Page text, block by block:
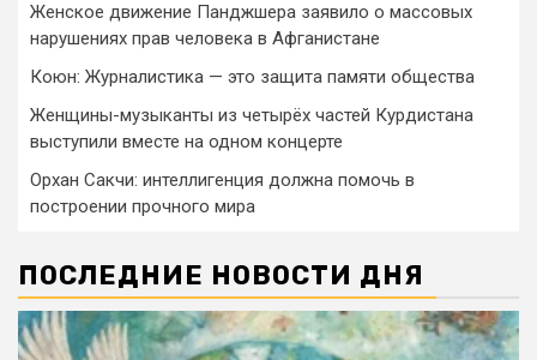
Женское движение Панджшера заявило о массовых
нарушениях прав человека в Афганистане
Коюн: Журналистика — это защита памяти общества
Женщины-музыканты из четырёх частей Курдистана
выступили вместе на одном концерте
Орхан Сакчи: интеллигенция должна помочь в
построении прочного мира
ПОСЛЕДНИЕ НОВОСТИ ДНЯ